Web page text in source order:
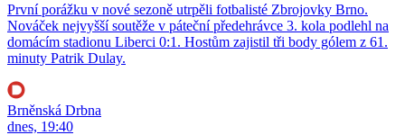
První porážku v nové sezoně utrpěli fotbalisté Zbrojovky Brno.
Nováček nejvyšší soutěže v páteční předehrávce 3. kola podlehl na
domácím stadionu Liberci 0:1. Hostům zajistil tři body gólem z 61.
minuty Patrik Dulay.
Brněnská Drbna
dnes, 19:40